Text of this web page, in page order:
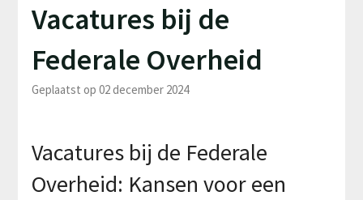
Vacatures bij de
Federale Overheid
Geplaatst op 02 december 2024
Vacatures bij de Federale
Overheid: Kansen voor een